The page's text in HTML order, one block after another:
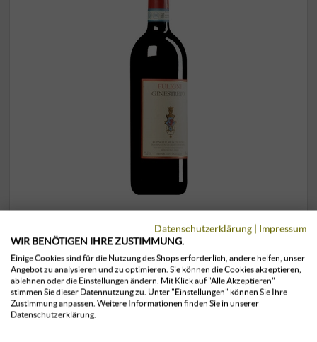
“Ginestreto” Rosso di Montalcino DOC
2023
Eredi Fuligni | Toskana
31,00 €
Datenschutzerklärung | Impressum
WIR BENÖTIGEN IHRE ZUSTIMMUNG.
Einige Cookies sind für die Nutzung des Shops erforderlich, andere helfen, unser
Angebot zu analysieren und zu optimieren. Sie können die Cookies akzeptieren,
ablehnen oder die Einstellungen ändern. Mit Klick auf "Alle Akzeptieren"
stimmen Sie dieser Datennutzung zu. Unter "Einstellungen" können Sie Ihre
Zustimmung anpassen. Weitere Informationen finden Sie in unserer
Datenschutzerklärung.